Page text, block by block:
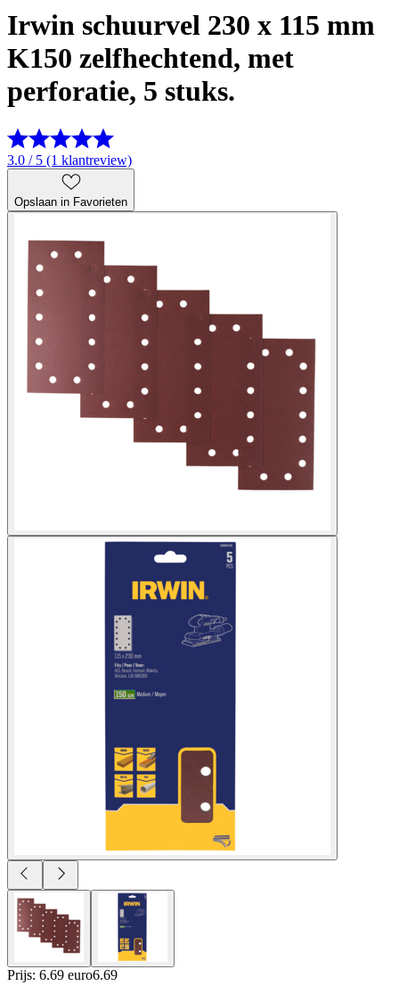
Irwin schuurvel 230 x 115 mm
K150 zelfhechtend, met
perforatie, 5 stuks.
3.0 / 5 (1 klantreview)
Opslaan in Favorieten
Prijs: 6.69 euro6.69